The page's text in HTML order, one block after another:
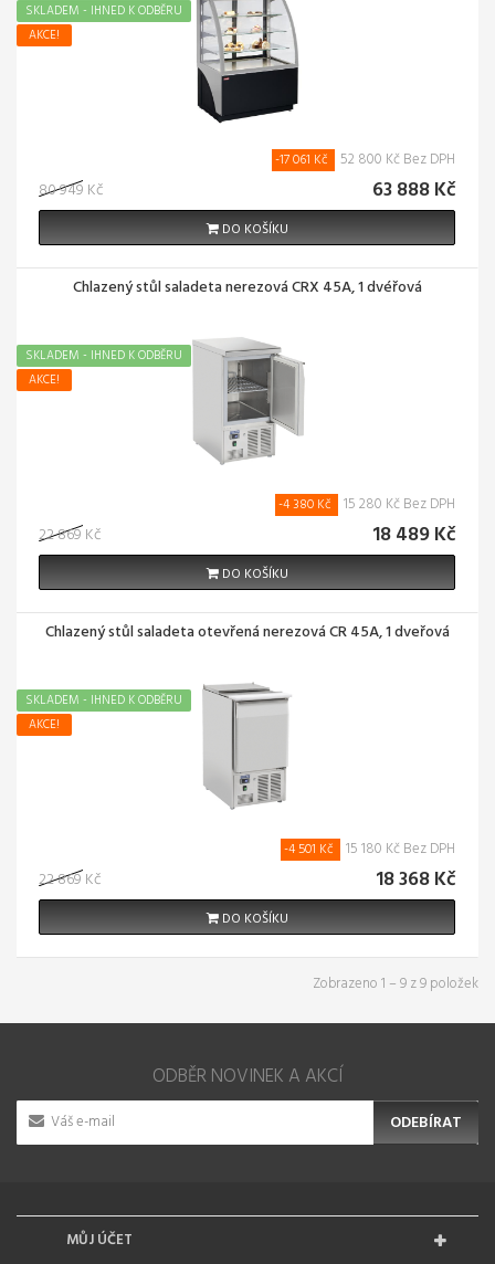
AKCE!
SKLADEM - IHNED K ODBĚRU
80 949 Kč
-17 061 Kč 52 800 Kč Bez DPH
63 888 Kč
DO KOŠÍKU
Chlazený stůl saladeta nerezová CRX 45A, 1 dvéřová
AKCE!
SKLADEM - IHNED K ODBĚRU
22 869 Kč
-4 380 Kč 15 280 Kč Bez DPH
18 489 Kč
DO KOŠÍKU
Chlazený stůl saladeta otevřená nerezová CR 45A, 1 dveřová
AKCE!
SKLADEM - IHNED K ODBĚRU
22 869 Kč
-4 501 Kč 15 180 Kč Bez DPH
18 368 Kč
DO KOŠÍKU
Zobrazeno 1 – 9 z 9 položek
ODBĚR NOVINEK A AKCÍ
ODEBÍRAT
MŮJ ÚČET